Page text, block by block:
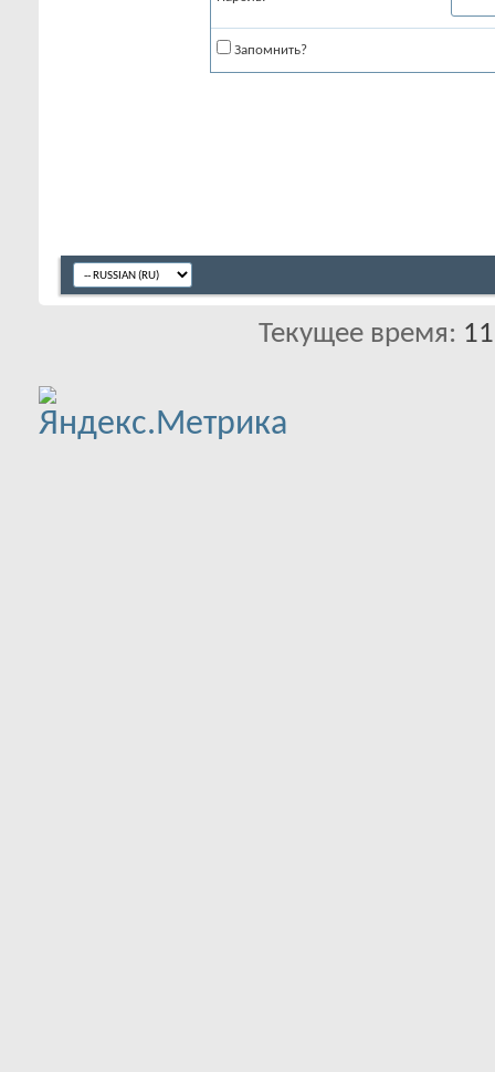
Запомнить?
Текущее время: